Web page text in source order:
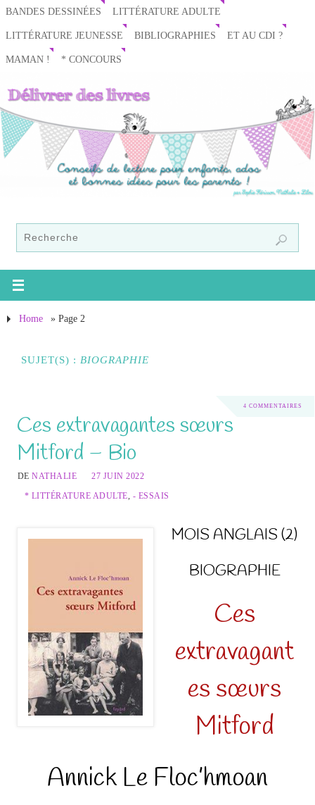
BANDES DESSINÉES LITTÉRATURE ADULTE
LITTÉRATURE JEUNESSE BIBLIOGRAPHIES ET AU CDI ?
MAMAN ! * CONCOURS
Home » Page 2
SUJET(S) : BIOGRAPHIE
4 COMMENTAIRES
Ces extravagantes sœurs
Mitford – Bio
DENATHALIE
27 JUIN 2022
* LITTÉRATURE ADULTE, - ESSAIS
MOIS ANGLAIS (2)
BIOGRAPHIE
Ces
extravagant
es sœurs
Mitford
Annick Le Floc’hmoan